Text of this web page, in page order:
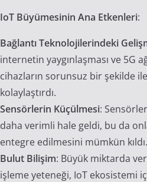
IoT Büyümesinin Ana Etkenleri:
Bağlantı Teknolojilerindeki
internetin yaygınlaşması ve 5G
cihazların sorunsuz bir şekilde
kolaylaştırdı.
Sensörlerin Küçülmesi:
daha verimli hale geldi, bu da
entegre edilmesini mümkün kıldı.
Bulut Bilişim: Büyük miktarda
işleme yeteneği, IoT ekosistemi